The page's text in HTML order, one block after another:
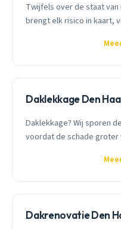
Twijfels over de staat
brengt elk risico in kaart,
Daklekkage Den
Daklekkage? Wij sporen
voordat de schade groter
Dakrenovatie Den